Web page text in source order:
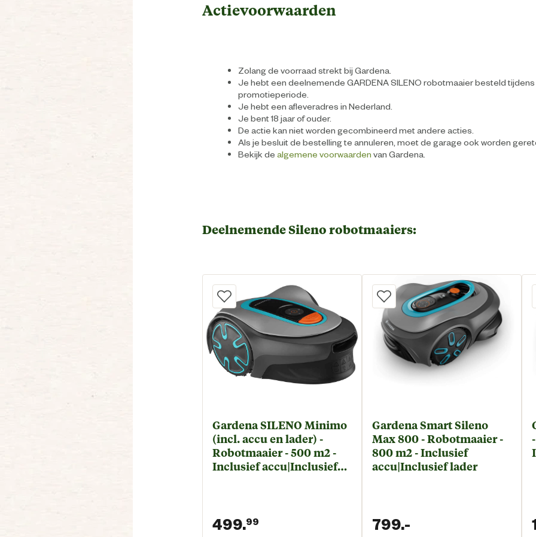
Actievoorwaarden
Zolang de voorraad strekt bij Gardena.
Je hebt een deelnemende GARDENA SILENO robotmaaier besteld
promotieperiode.
Je hebt een afleveradres in Nederland.
Je bent 18 jaar of ouder.
De actie kan niet worden gecombineerd met andere acties.
Als je besluit de bestelling te annuleren, moet de garage ook worden
Bekijk de algemene voorwaarden van Gardena.
Deelnemende Sileno robotmaaiers:
Gardena SILENO Minimo
(incl. accu en lader) -
Robotmaaier - 500 m2 -
Inclusief accu|Inclusief
499.99
Gardena Smart Sileno
Max 800 - Robotmaaier -
800 m2 - Inclusief
accu|Inclusief lader
799.-